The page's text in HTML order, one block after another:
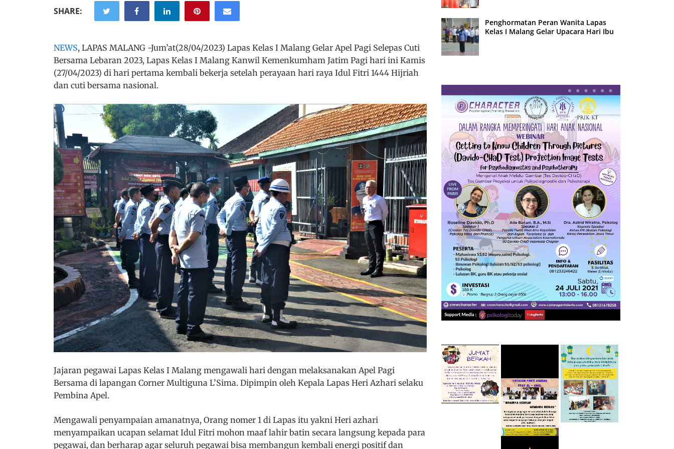
SHARE:
NEWS, LAPAS MALANG -Jum’at(28/04/2023) Lapas Kelas I Malang Gelar Apel Pagi Selepas Cuti
Bersama Lebaran 2023, Lapas Kelas I Malang Kanwil Kemenkumham Jatim Pagi hari ini Kamis
(27/04/2023) di hari pertama kembali bekerja setelah perayaan hari raya Idul Fitri 1444 Hijriah
dan cuti bersama nasional.
Jajaran pegawai Lapas Kelas I Malang mengawali hari dengan melaksanakan Apel Pagi
Bersama di lapangan Corner Multiguna L’Sima. Dipimpin oleh Kepala Lapas Heri Azhari selaku
Pembina Apel.
Mengawali penyampaian amanatnya, Orang nomer 1 di Lapas itu yakni Heri azhari
menyampaikan ucapan selamat Idul Fitri mohon maaf lahir batin secara langsung kepada para
pegawai, dan berharap agar seluruh pegawai bisa membangun kembali energi positif dan
Penghormatan Peran Wanita Lapas
Kelas I Malang Gelar Upacara Hari Ibu